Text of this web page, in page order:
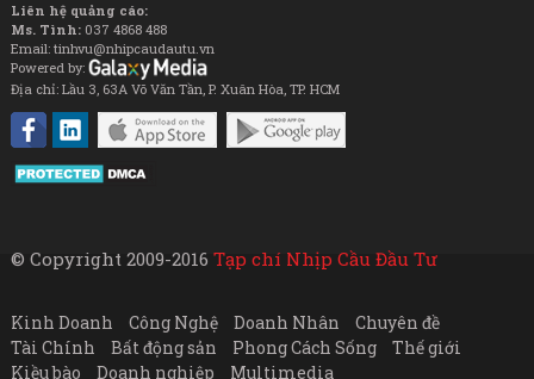
Liên hệ quảng cáo:
Ms. Tình: 037 4868 488
Email: tinhvu@nhipcaudautu.vn
Powered by:
Địa chỉ: Lầu 3, 63A Võ Văn Tần, P. Xuân Hòa, TP. HCM
© Copyright 2009-2016 Tạp chí Nhịp Cầu Đầu Tư
Kinh Doanh Công Nghệ Doanh Nhân
Chuyên đề
Tài Chính
Bất động sản Phong Cách Sống
Thế giới
Kiều bào
Doanh nghiệp Multimedia